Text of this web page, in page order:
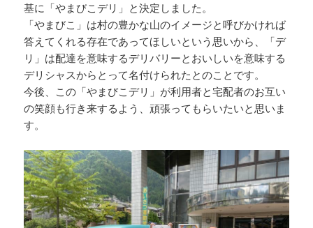
基に「やまびこデリ」と決定しました。
「やまびこ」は村の豊かな山のイメージと呼びかければ
答えてくれる存在であってほしいという思いから、「デ
リ」は配達を意味するデリバリーとおいしいを意味する
デリシャスからとって名付けられたとのことです。
今後、この「やまびこデリ」が利用者と宅配者のお互い
の笑顔も行き来するよう、頑張ってもらいたいと思いま
す。